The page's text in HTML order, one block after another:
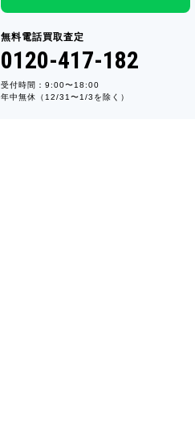
無料電話買取査定
0120-417-182
受付時間：9:00〜18:00
年中無休（12/31〜1/3を除く）